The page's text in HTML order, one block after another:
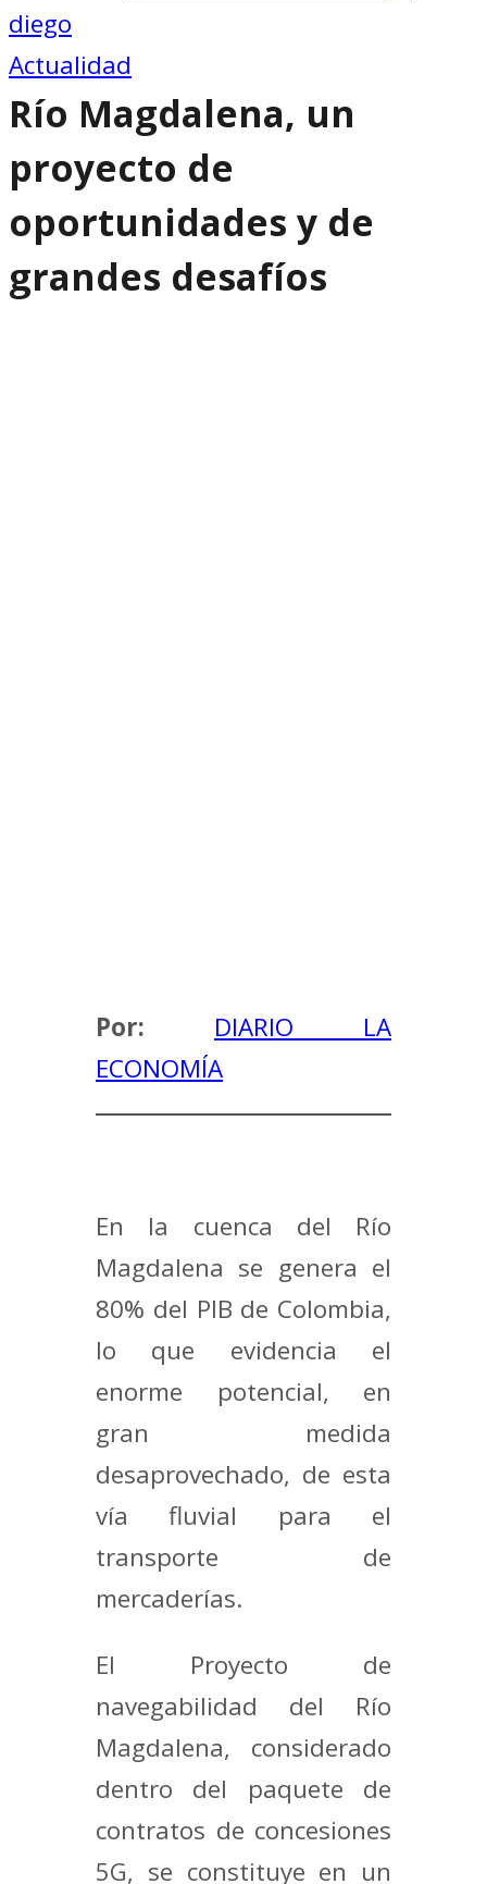
diego
Actualidad
Río Magdalena, un
proyecto de
oportunidades y de
grandes desafíos
Por:
DIARIO LA
ECONOMÍA
En la cuenca del Río
Magdalena se genera el
80% del PIB de Colombia,
lo que evidencia el
enorme potencial, en
gran medida
desaprovechado, de esta
vía fluvial para el
transporte de
mercaderías.
El Proyecto de
navegabilidad del Río
Magdalena, considerado
dentro del paquete de
contratos de concesiones
5G, se constituye en un